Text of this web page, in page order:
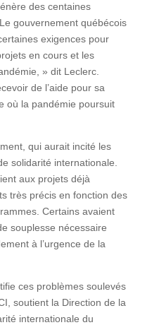
des centaines
gouvernement québécois
exigences pour
en cours et les
» dit Leclerc.
de l’aide pour sa
où la pandémie poursuit
qui aurait incité les
solidarité internationale.
aux projets déjà
très précis en fonction des
Certains avaient
souplesse nécessaire
à l’urgence de la
ces problèmes soulevés
soutient la Direction de la
internationale du